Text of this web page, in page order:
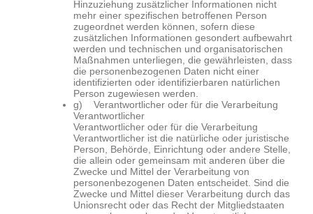
Hinzuziehung zusätzlicher Informationen nicht
mehr einer spezifischen betroffenen Person
zugeordnet werden können, sofern diese
zusätzlichen Informationen gesondert aufbewahrt
werden und technischen und organisatorischen
Maßnahmen unterliegen, die gewährleisten, dass
die personenbezogenen Daten nicht einer
identifizierten oder identifizierbaren natürlichen
Person zugewiesen werden.
g) Verantwortlicher oder für die Verarbeitung
Verantwortlicher
Verantwortlicher oder für die Verarbeitung
Verantwortlicher ist die natürliche oder juristische
Person, Behörde, Einrichtung oder andere Stelle,
die allein oder gemeinsam mit anderen über die
Zwecke und Mittel der Verarbeitung von
personenbezogenen Daten entscheidet. Sind die
Zwecke und Mittel dieser Verarbeitung durch das
Unionsrecht oder das Recht der Mitgliedstaaten